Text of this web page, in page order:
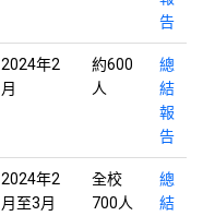
告
2024年2
月
約600
人
總
結
報
告
2024年2
月至3月
全校
700人
總
結